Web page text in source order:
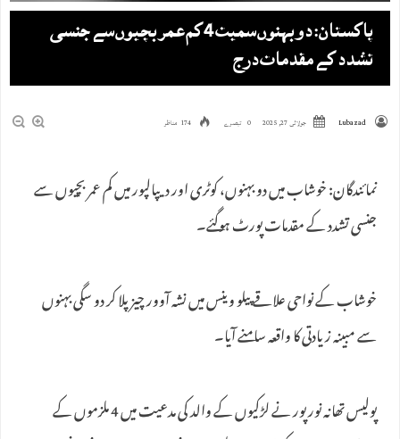
پاکستان: دو بہنوں سمیت 4 کم عمر بچیوں سے جنسی
تشدد کے مقدمات درج
Lubazad جولائی 27, 2025 0 تبصرے 174 مناظر
نمائندگان: خوشاب میں دو بہنوں، کوٹری اور دیپالپور میں کم عمر بچیوں سے
جنسی تشدد کے مقدمات پورٹ ہوگئے۔
خوشاب کے نواحی علاقے پیلو وینس میں نشہ آوور چیز پلا کر دو سگی بہنوں
سے مبینہ زیادتی کا واقعہ سامنے آیا۔
پولیس تھانہ نورپور نے لڑکیوں کے والد کی مدعیت میں 4 ملزموں کے